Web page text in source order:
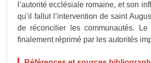
l’autorité ecclésiale romaine, et son
qu’il fallut l’intervention de saint
de réconcilier les communautés. Le
finalement réprimé par les autorités